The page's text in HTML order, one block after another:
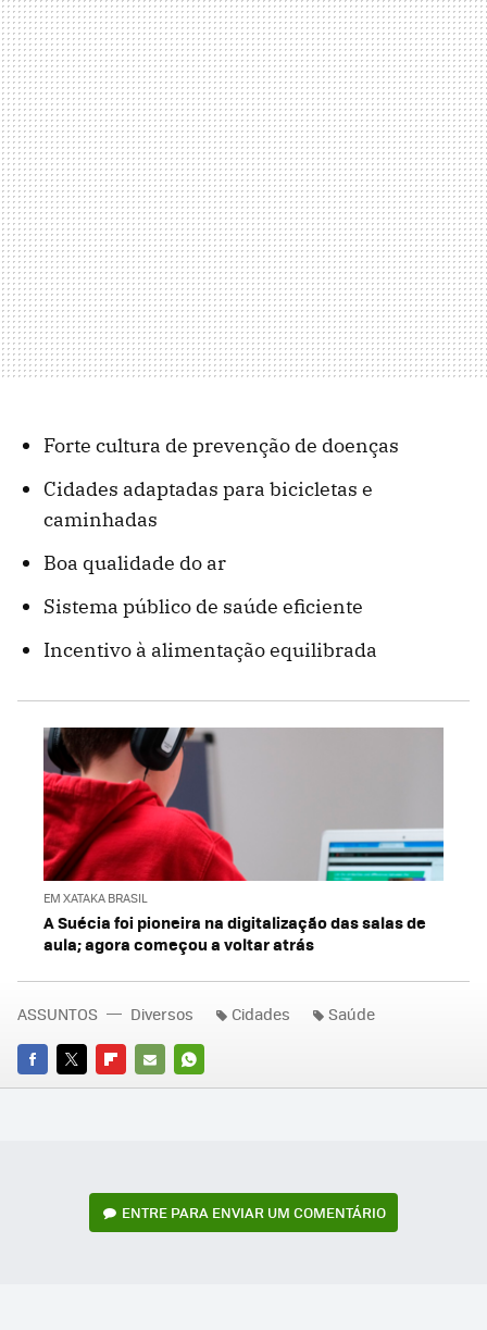
Forte cultura de prevenção de doenças
Cidades adaptadas para bicicletas e
caminhadas
Boa qualidade do ar
Sistema público de saúde eficiente
Incentivo à alimentação equilibrada
EM XATAKA BRASIL
A Suécia foi pioneira na digitalização das salas de
aula; agora começou a voltar atrás
FACEBOOK
TWITTERFLIPBOARD
E-
WHATSAPP
ASSUNTOS Diversos Cidades Saúde
ENTRE PARA ENVIAR UM COMENTÁRIO